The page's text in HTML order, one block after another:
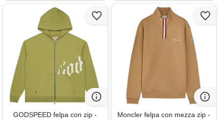
GODSPEED felpa con zip -
Moncler felpa con mezza zip -